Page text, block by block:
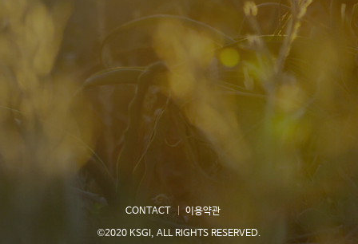
CONTACT
이용약관
©2020 KSGI, ALL RIGHTS RESERVED.